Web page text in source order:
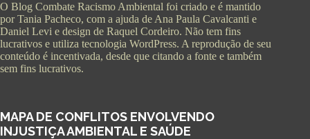
O Blog Combate Racismo Ambiental foi criado e é mantido
por Tania Pacheco, com a ajuda de Ana Paula Cavalcanti e
Daniel Levi e design de Raquel Cordeiro. Não tem fins
lucrativos e utiliza tecnologia WordPress. A reprodução de seu
conteúdo é incentivada, desde que citando a fonte e também
sem fins lucrativos.
MAPA DE CONFLITOS ENVOLVENDO
INJUSTIÇA AMBIENTAL E SAÚDE